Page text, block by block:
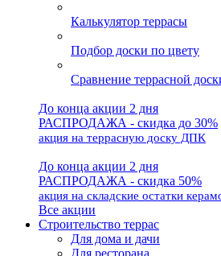
Калькулятор террасы
Подбор доски по цвету
Сравнение террасной
До конца акции 2 дня
РАСПРОДАЖА - скидка до 30%
акция на террасную доску ДПК
До конца акции 2 дня
РАСПРОДАЖА - скидка 50%
акция на складские остатки
Все акции
Строительство террас
Для дома и дачи
Для ресторана